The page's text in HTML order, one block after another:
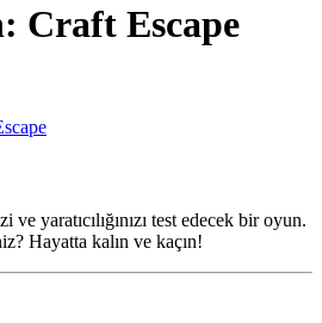
Craft Escape
yaratıcılığınızı test edecek bir oyun.
Hayatta kalın ve kaçın!